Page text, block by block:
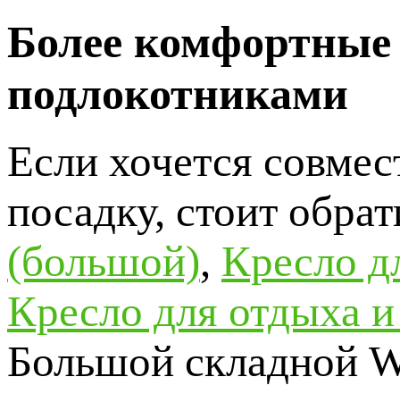
Более
подлокотниками
Если хочется
посадку, стоит
(большой), Кресло
Кресло для отдыха
Большой складной